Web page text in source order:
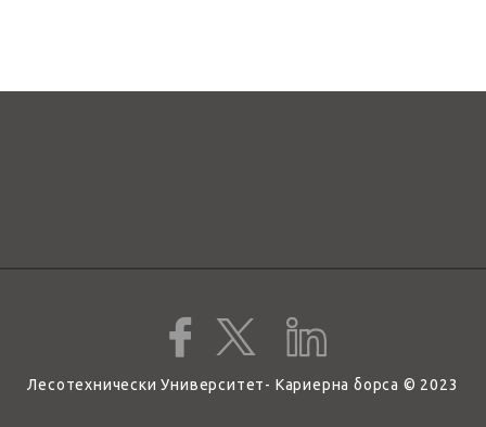
Лесотехнически Университет- Кариерна борса © 2023